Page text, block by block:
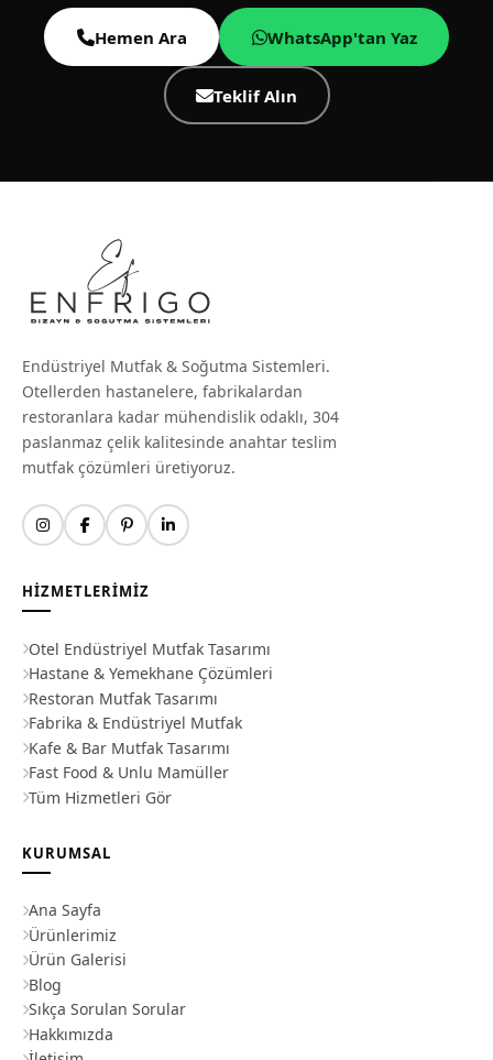
Hemen Ara WhatsApp'tan Yaz
Teklif Alın
Endüstriyel Mutfak & Soğutma Sistemleri.
Otellerden hastanelere, fabrikalardan
restoranlara kadar mühendislik odaklı, 304
paslanmaz çelik kalitesinde anahtar teslim
mutfak çözümleri üretiyoruz.
HIZMETLERIMIZ
Otel Endüstriyel Mutfak Tasarımı
Hastane & Yemekhane Çözümleri
Restoran Mutfak Tasarımı
Fabrika & Endüstriyel Mutfak
Kafe & Bar Mutfak Tasarımı
Fast Food & Unlu Mamüller
Tüm Hizmetleri Gör
KURUMSAL
Ana Sayfa
Ürünlerimiz
Ürün Galerisi
Blog
Sıkça Sorulan Sorular
Hakkımızda